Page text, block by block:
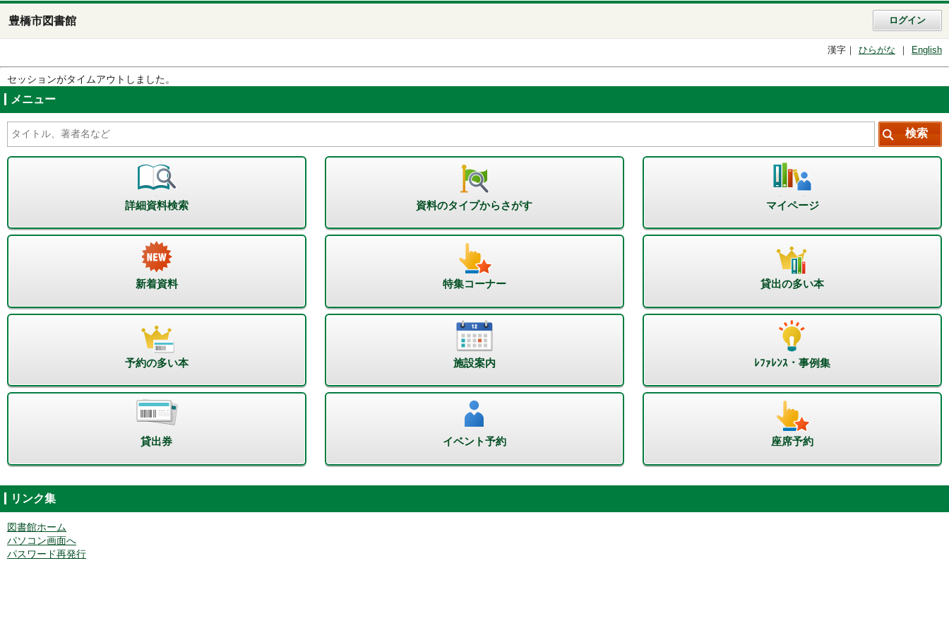
豊橋市図書館 ログイン
漢字 ひらがな English
セッションがタイムアウトしました。
メニュー
詳細資料検索 資料のタイプからさがす マイページ
新着資料 特集コーナー 貸出の多い本
予約の多い本 施設案内 ﾚﾌｧﾚﾝｽ・事例集
貸出券 イベント予約 座席予約
リンク集
図書館ホーム
パソコン画面へ
パスワード再発行